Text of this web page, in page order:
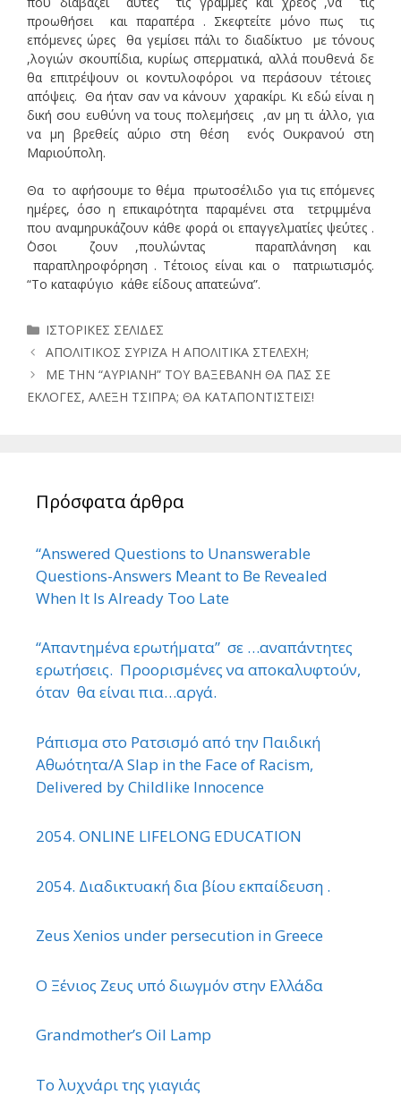
προωθήσει και παραπέρα . Σκεφτείτε μόνο πως τις
επόμενες ώρες θα γεμίσει πάλι το διαδίκτυο με τόνους
,λογιών σκουπίδια, κυρίως σπερματικά, αλλά πουθενά δε
θα επιτρέψουν οι κοντυλοφόροι να περάσουν τέτοιες
απόψεις. Θα ήταν σαν να κάνουν χαρακίρι. Κι εδώ είναι η
δική σου ευθύνη να τους πολεμήσεις ,αν μη τι άλλο, για
να μη βρεθείς αύριο στη θέση ενός Ουκρανού στη
Μαριούπολη.
Θα το αφήσουμε το θέμα πρωτοσέλιδο για τις επόμενες
ημέρες, όσο η επικαιρότητα παραμένει στα τετριμμένα
που αναμηρυκάζουν κάθε φορά οι επαγγελματίες ψεύτες .
΄Οσοι ζουν ,πουλώντας παραπλάνηση και
παραπληροφόρηση . Τέτοιος είναι και ο πατριωτισμός.
“Το καταφύγιο κάθε είδους απατεώνα”.
Κατηγορίες
ΙΣΤΟΡΙΚΕΣ ΣΕΛΙΔΕΣ
ΑΠΟΛΙΤΙΚΟΣ ΣΥΡΙΖΑ Η ΑΠΟΛΙΤΙΚΑ ΣΤΕΛΕΧΗ;
ΜΕ ΤΗΝ “ΑΥΡΙΑΝΗ” ΤΟΥ ΒΑΞΕΒΑΝΗ ΘΑ ΠΑΣ ΣΕ
ΕΚΛΟΓΕΣ, ΑΛΕΞΗ ΤΣΙΠΡΑ; ΘΑ ΚΑΤΑΠΟΝΤΙΣΤΕΙΣ!
Πρόσφατα άρθρα
“Answered Questions to Unanswerable
Questions-Answers Meant to Be Revealed
When It Is Already Too Late
“Απαντημένα ερωτήματα” σε …αναπάντητες
ερωτήσεις. Προορισμένες να αποκαλυφτούν,
όταν θα είναι πια…αργά.
Ράπισμα στο Ρατσισμό από την Παιδική
Αθωότητα/A Slap in the Face of Racism,
Delivered by Childlike Innocence
2054. ONLINE LIFELONG EDUCATION
2054. Διαδικτυακή δια βίου εκπαίδευση .
Zeus Xenios under persecution in Greece
Ο Ξένιος Ζευς υπό διωγμόν στην Ελλάδα
Grandmother’s Oil Lamp
Το λυχνάρι της γιαγιάς